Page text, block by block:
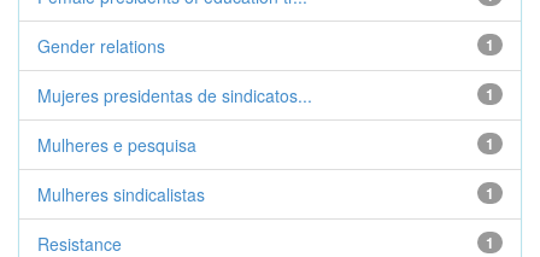
1
Gender relations
1
Mujeres presidentas de sindicatos...
1
Mulheres e pesquisa
1
Mulheres sindicalistas
1
Resistance